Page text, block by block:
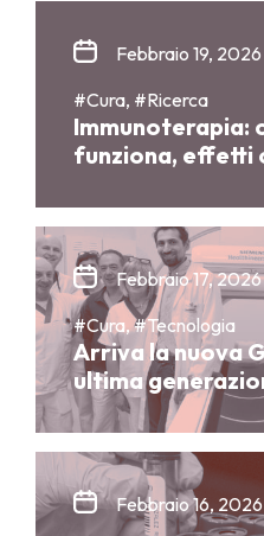
Febbraio 19, 2026
#Cura, #Ricerca
Immunoterapia:
funziona, effetti
Febbraio 17, 2026
#Cura, #Tecnologia
Arriva la nuova
ultima
Febbraio 16, 2026